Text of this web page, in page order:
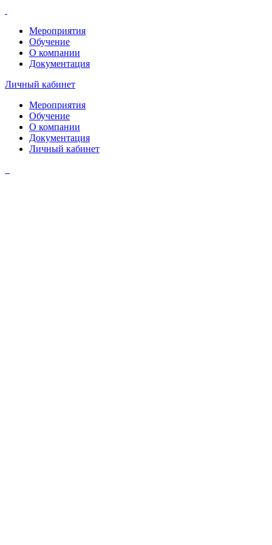
Мероприятия
Обучение
О компании
Документация
Личный кабинет
Мероприятия
Обучение
О компании
Документация
Личный кабинет